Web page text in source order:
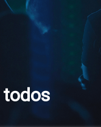
todos